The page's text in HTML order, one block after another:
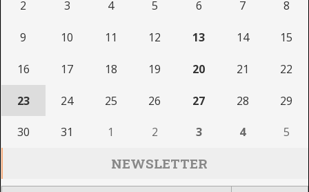
2 3 4 5 6 7 8
9 10 11 12 13 14 15
16 17 18 19 20 21 22
23 24 25 26 27 28 29
30 31 1 2 3 4 5
NEWSLETTER